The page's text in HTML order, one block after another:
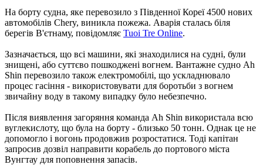
На борту судна, яке перевозило з Південної Кореї 4500 нових
автомобілів Chery, виникла пожежа. Аварія сталась біля
берегів В'єтнаму, повідомляє Tuoi Tre Online.
Зазначається, що всі машини, які знаходилися на судні, були
знищені, або суттєво пошкоджені вогнем. Вантажне судно Ah
Shin перевозило також електромобілі, що ускладнювало
процес гасіння - використовувати для боротьби з вогнем
звичайну воду в такому випадку було небезпечно.
Після виявлення загоряння команда Ah Shin використала всю
вуглекислоту, що була на борту - близько 50 тонн. Однак це не
допомогло і вогонь продовжив розростатися. Тоді капітан
запросив дозвіл направити корабель до портового міста
Вунгтау для поповнення запасів.